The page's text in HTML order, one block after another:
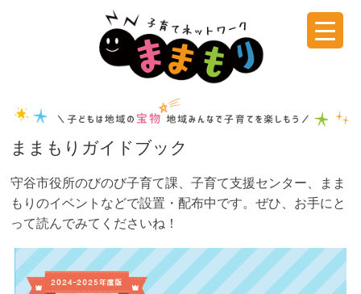
育
て
ネ
ッ
ままもりガイドブック
守谷市役所のびのび子育て課、子育て支援センター、まま
もりのイベントなどで設置・配布中です。ぜひ、お手にと
って読んでみてくださいね！